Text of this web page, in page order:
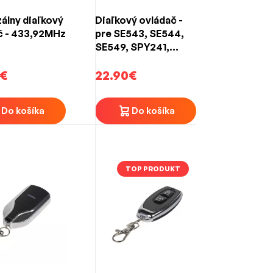
k produktu, prípadne pomocou
diaľkový
- 433,92MHz
Do košíka
Diaľkový ovládač -
pre SE543, SE544,
SE549, SPY241,
22.90€
Do košíka
TOP PRODUKT